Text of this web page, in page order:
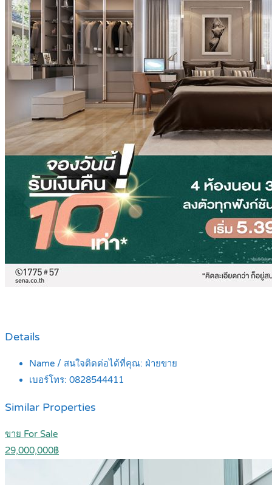
Details
Name / สนใจติดต่อได้ที่คุณ: ฝ่ายขาย
เบอร์โทร: 0828544411
Similar Properties
ขาย For Sale
29,000,000฿